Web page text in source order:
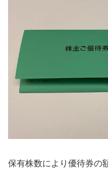
保有株数により優待券の